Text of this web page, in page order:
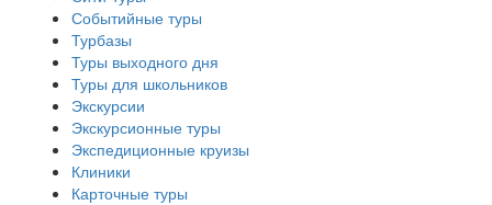
Событийные туры
Турбазы
Туры выходного дня
Туры для школьников
Экскурсии
Экскурсионные туры
Экспедиционные круизы
Клиники
Карточные туры